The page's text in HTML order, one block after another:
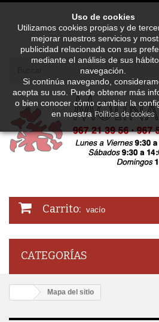
Carrito: vacío
CATEGORÍAS
Mapa del sitio
Uso de cookies
Utilizamos cookies propias y de
mejorar nuestros servicios y
publicidad relacionada con sus
mediante el análisis de sus
navegación.
Si continúa navegando,
acepta su uso. Puede obtener más
o bien conocer cómo cambiar la
en nuestraPolítica de cookies